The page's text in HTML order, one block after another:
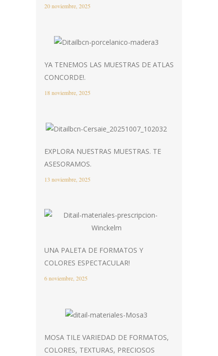
20 noviembre, 2025
YA TENEMOS LAS MUESTRAS DE ATLAS
CONCORDE!.
18 noviembre, 2025
EXPLORA NUESTRAS MUESTRAS. TE
ASESORAMOS.
13 noviembre, 2025
UNA PALETA DE FORMATOS Y
COLORES ESPECTACULAR!
6 noviembre, 2025
MOSA TILE VARIEDAD DE FORMATOS,
COLORES, TEXTURAS, PRECIOSOS